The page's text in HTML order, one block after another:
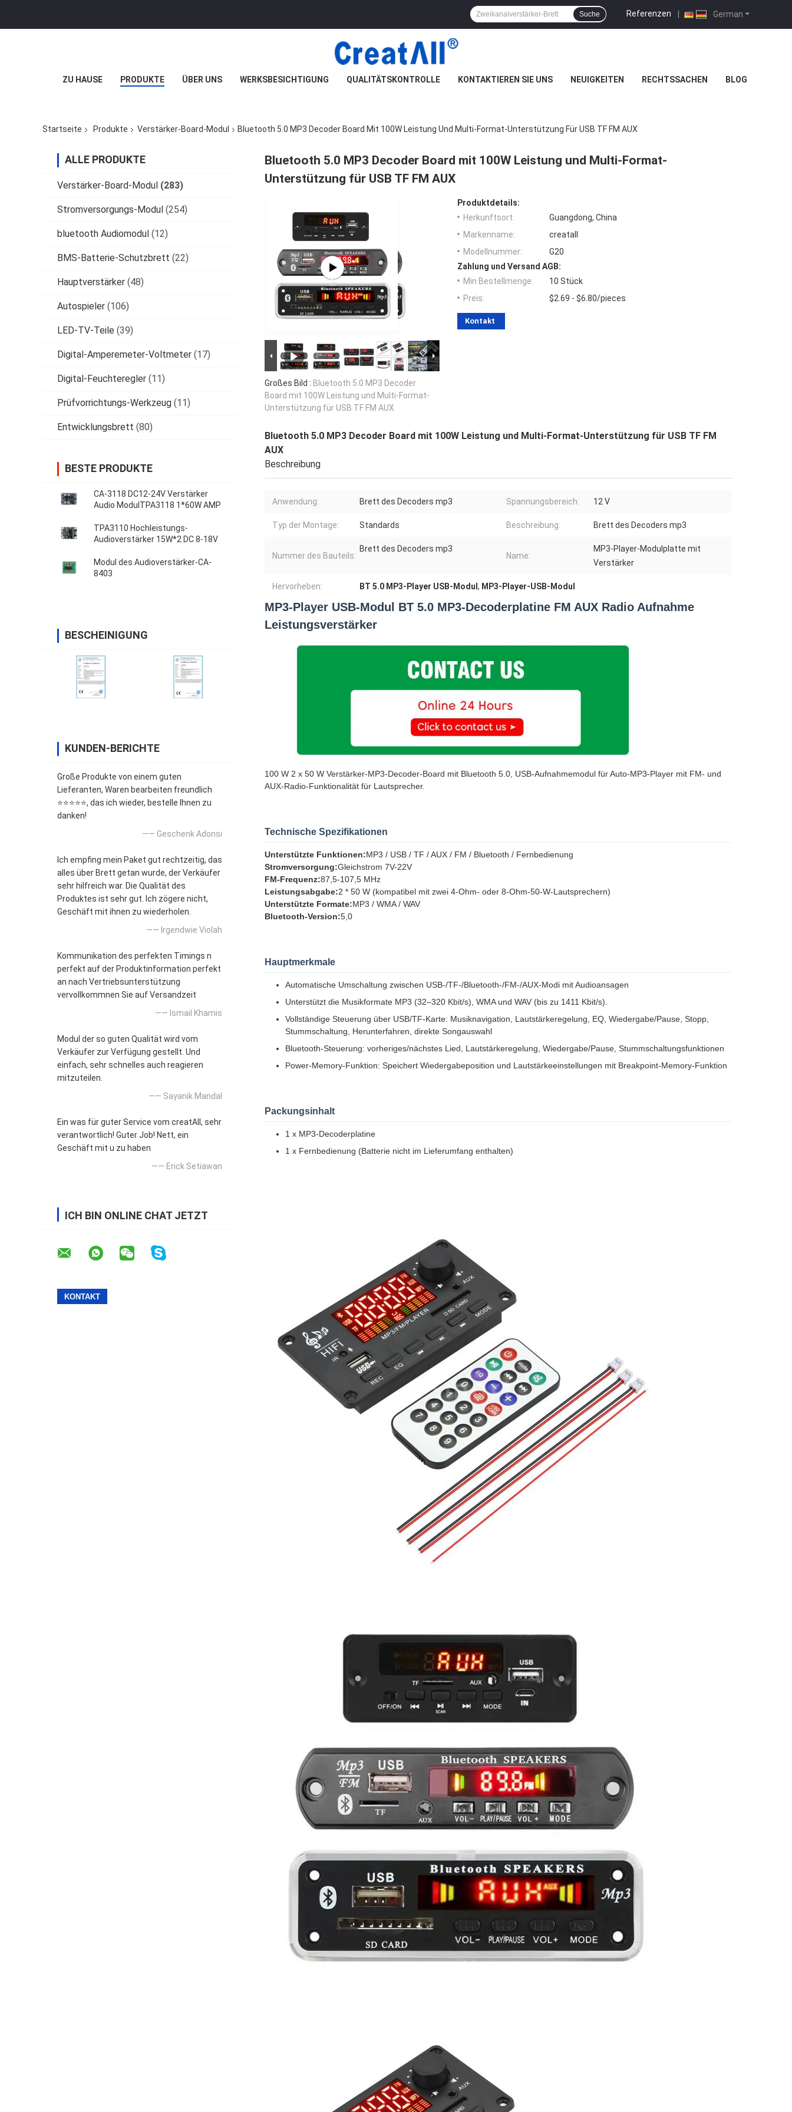
German
Referenzen |
Suche
ZU HAUSE PRODUKTE ÜBER UNS WERKSBESICHTIGUNG QUALITÄTSKONTROLLE KONTAKTIEREN SIE UNS NEUIGKEITEN RECHTSSACHEN BLOG
Startseite Produkte Verstärker-Board-Modul Bluetooth 5.0 MP3 Decoder Board Mit 100W Leistung Und Multi-Format-Unterstützung Für USB TF FM AUX
ALLE PRODUKTE
Verstärker-Board-Modul (283)
Stromversorgungs-Modul (254)
bluetooth Audiomodul (12)
BMS-Batterie-Schutzbrett (22)
Hauptverstärker (48)
Autospieler (106)
LED-TV-Teile (39)
Digital-Amperemeter-Voltmeter (17)
Digital-Feuchteregler (11)
Prüfvorrichtungs-Werkzeug (11)
Entwicklungsbrett (80)
BESTE PRODUKTE
CA-3118 DC12-24V Verstärker
Audio ModulTPA3118 1*60W AMP
TPA3110 Hochleistungs-
Audioverstärker 15W*2 DC 8-18V
Modul des Audioverstärker-CA-
8403
BESCHEINIGUNG
KUNDEN-BERICHTE
Große Produkte von einem guten
Lieferanten, Waren bearbeiten freundlich
⭐⭐⭐⭐⭐, das ich wieder, bestelle Ihnen zu
danken!
—— Geschenk Adonsi
Ich empfing mein Paket gut rechtzeitig, das
alles über Brett getan wurde, der Verkäufer
sehr hilfreich war. Die Qualität des
Produktes ist sehr gut. Ich zögere nicht,
Geschäft mit ihnen zu wiederholen.
—— Irgendwie Violah
Kommunikation des perfekten Timings n
perfekt auf der Produktinformation perfekt
an nach Vertriebsunterstützung
vervollkommnen Sie auf Versandzeit
—— Ismail Khamis
Modul der so guten Qualität wird vom
Verkäufer zur Verfügung gestellt. Und
einfach, sehr schnelles auch reagieren
mitzuteilen.
—— Sayanik Mandal
Ein was für guter Service vom creatAll, sehr
verantwortlich! Guter Job! Nett, ein
Geschäft mit u zu haben
—— Erick Setiawan
ICH BIN ONLINE CHAT JETZT
Bluetooth 5.0 MP3 Decoder Board mit 100W Leistung und Multi-Format-
Unterstützung für USB TF FM AUX
Großes Bild : Bluetooth 5.0 MP3 Decoder
Board mit 100W Leistung und Multi-Format-
Unterstützung für USB TF FM AUX
Produktdetails:
Herkunftsort:
Guangdong, China
Markenname:
creatall
Modellnummer:
G20
Zahlung und Versand AGB:
Min Bestellmenge:
10 Stück
Preis:
$2.69 - $6.80/pieces
Kontakt
Bluetooth 5.0 MP3 Decoder Board mit 100W Leistung und Multi-Format-Unterstützung für USB TF FM
AUX
Beschreibung
Anwendung: Brett des Decoders mp3 Spannungsbereich: 12 V
Typ der Montage: Standards Beschreibung: Brett des Decoders mp3
Nummer des Bauteils:
Brett des Decoders mp3
Name:
MP3-Player-Modulplatte mit
Verstärker
Hervorheben: BT 5.0 MP3-Player USB-Modul , MP3-Player-USB-Modul
MP3-Player USB-Modul BT 5.0 MP3-Decoderplatine FM AUX Radio Aufnahme
Leistungsverstärker
100 W 2 x 50 W Verstärker-MP3-Decoder-Board mit Bluetooth 5.0, USB-Aufnahmemodul für Auto-MP3-Player mit FM- und
AUX-Radio-Funktionalität für Lautsprecher.
Technische Spezifikationen
Unterstützte Funktionen:MP3 / USB / TF / AUX / FM / Bluetooth / Fernbedienung
Stromversorgung:Gleichstrom 7V-22V
FM-Frequenz:87,5-107,5 MHz
Leistungsabgabe:2 * 50 W (kompatibel mit zwei 4-Ohm- oder 8-Ohm-50-W-Lautsprechern)
Unterstützte Formate:MP3 / WMA / WAV
Bluetooth-Version:5,0
Hauptmerkmale
Automatische Umschaltung zwischen USB-/TF-/Bluetooth-/FM-/AUX-Modi mit Audioansagen
Unterstützt die Musikformate MP3 (32–320 Kbit/s), WMA und WAV (bis zu 1411 Kbit/s).
Vollständige Steuerung über USB/TF-Karte: Musiknavigation, Lautstärkeregelung, EQ, Wiedergabe/Pause, Stopp,
Stummschaltung, Herunterfahren, direkte Songauswahl
Bluetooth-Steuerung: vorheriges/nächstes Lied, Lautstärkeregelung, Wiedergabe/Pause, Stummschaltungsfunktionen
Power-Memory-Funktion: Speichert Wiedergabeposition und Lautstärkeeinstellungen mit Breakpoint-Memory-Funktion
Packungsinhalt
1 x MP3-Decoderplatine
1 x Fernbedienung (Batterie nicht im Lieferumfang enthalten)